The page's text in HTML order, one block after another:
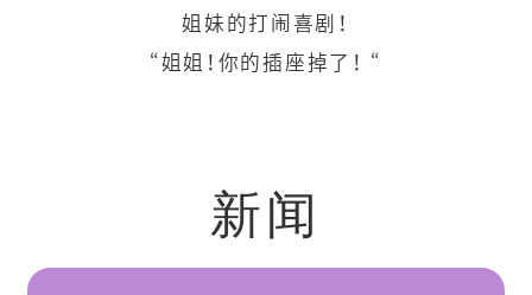
姐妹的打闹喜剧！
“姐姐！你的插座掉了！ “
新闻